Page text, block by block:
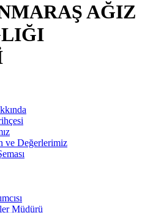
AĞIZ
ve Değerlerimiz
Müdürü